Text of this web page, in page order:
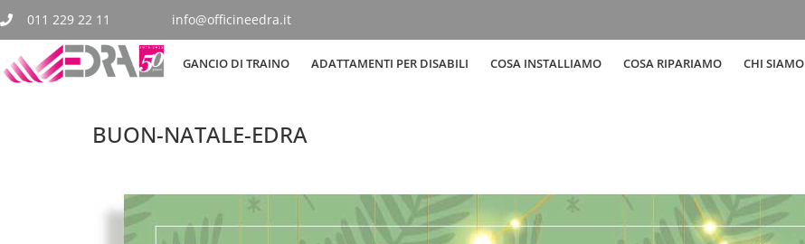
011 229 22 11 info@officineedra.it
GANCIO DI TRAINO ADATTAMENTI PER DISABILI COSA INSTALLIAMO COSA RIPARIAMO CHI SIAMO
BUON-NATALE-EDRA